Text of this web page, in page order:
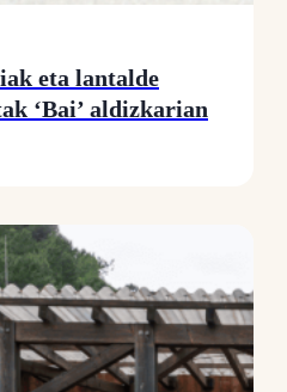
eta lantalde
‘Bai’ aldizkarian